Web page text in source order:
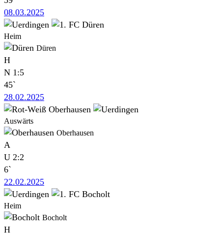
08.03.2025
Heim
Düren
H
N 1:5
45`
28.02.2025
Auswärts
Oberhausen
A
U 2:2
6`
22.02.2025
Heim
Bocholt
H